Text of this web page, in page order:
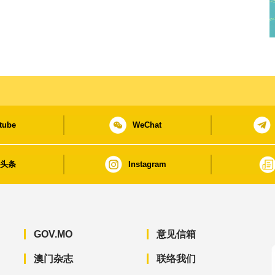
WeChat
条 Instagram
GOV.MO
澳门杂志
意见信箱
联络我们